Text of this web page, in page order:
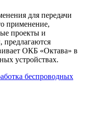
для передачи
применение,
проекты и
предлагаются
ОКБ «Октава» в
устройствах.
беспроводных